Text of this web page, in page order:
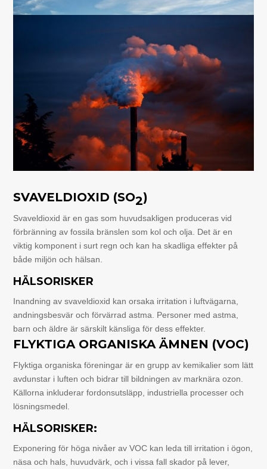
SVAVELDIOXID (SO2)
Svaveldioxid är en gas som huvudsakligen produceras vid
förbränning av fossila bränslen som kol och olja. Det är en
viktig komponent i surt regn och kan ha skadliga effekter på
både miljön och hälsan.
HÄLSORISKER
Inandning av svaveldioxid kan orsaka irritation i luftvägarna,
andningsbesvär och förvärrad astma. Personer med astma,
barn och äldre är särskilt känsliga för dess effekter.
FLYKTIGA ORGANISKA ÄMNEN (VOC)
Flyktiga organiska föreningar är en grupp av kemikalier som lätt
avdunstar i luften och bidrar till bildningen av marknära ozon.
Källorna inkluderar fordonsutsläpp, industriella processer och
lösningsmedel.
HÄLSORISKER:
Exponering för höga nivåer av VOC kan leda till irritation i ögon,
näsa och hals, huvudvärk, och i vissa fall skador på lever,